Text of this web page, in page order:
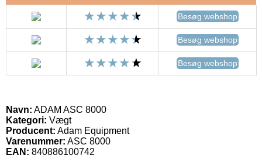
Besøg webshop
Besøg webshop
Besøg webshop
Navn: ADAM ASC 8000
Kategori: Vægt
Producent: Adam Equipment
Varenummer: ASC 8000
EAN: 840886100742